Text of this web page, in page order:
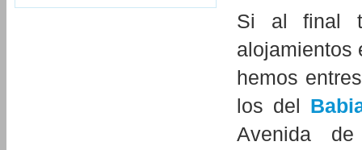
Si al final
alojamientos
hemos
los del
Avenida